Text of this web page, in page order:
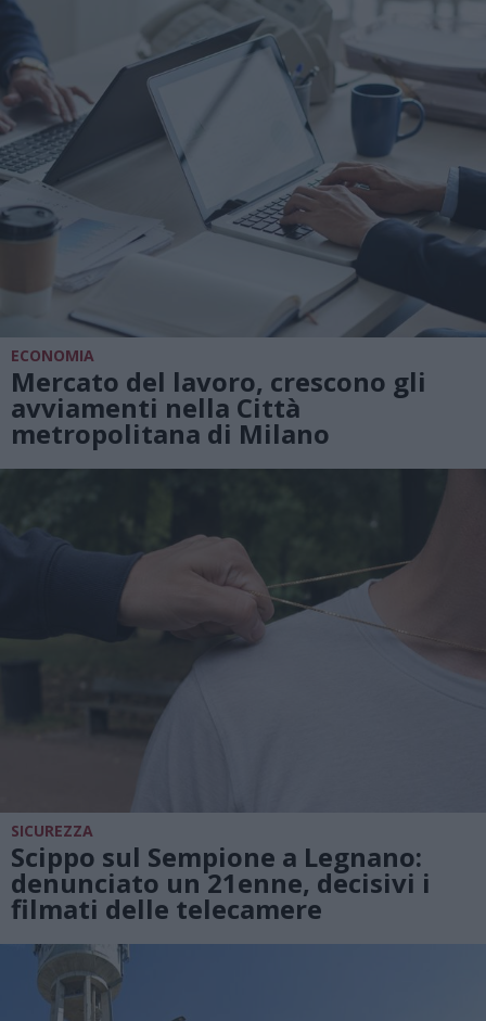
ECONOMIA
Mercato del lavoro, crescono gli
avviamenti nella Città
metropolitana di Milano
SICUREZZA
Scippo sul Sempione a Legnano:
denunciato un 21enne, decisivi i
filmati delle telecamere